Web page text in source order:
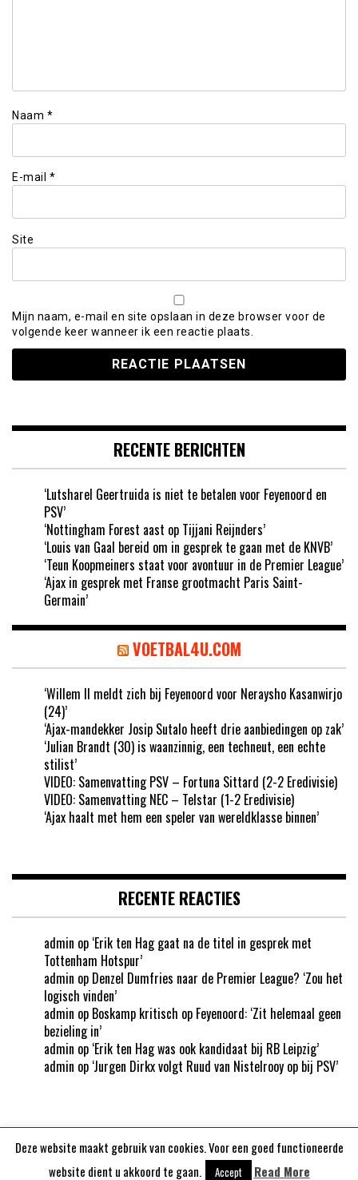
Naam *
E-mail *
Site
Mijn naam, e-mail en site opslaan in deze browser voor de
volgende keer wanneer ik een reactie plaats.
RECENTE BERICHTEN
‘Lutsharel Geertruida is niet te betalen voor Feyenoord en
PSV’
‘Nottingham Forest aast op Tijjani Reijnders’
‘Louis van Gaal bereid om in gesprek te gaan met de KNVB’
‘Teun Koopmeiners staat voor avontuur in de Premier League’
‘Ajax in gesprek met Franse grootmacht Paris Saint-
Germain’
VOETBAL4U.COM
‘Willem II meldt zich bij Feyenoord voor Neraysho Kasanwirjo
(24)’
‘Ajax-mandekker Josip Sutalo heeft drie aanbiedingen op zak’
‘Julian Brandt (30) is waanzinnig, een techneut, een echte
stilist’
VIDEO: Samenvatting PSV – Fortuna Sittard (2-2 Eredivisie)
VIDEO: Samenvatting NEC – Telstar (1-2 Eredivisie)
‘Ajax haalt met hem een speler van wereldklasse binnen’
RECENTE REACTIES
admin op ‘Erik ten Hag gaat na de titel in gesprek met
Tottenham Hotspur’
admin op Denzel Dumfries naar de Premier League? ‘Zou het
logisch vinden’
admin op Boskamp kritisch op Feyenoord: ‘Zit helemaal geen
bezieling in’
admin op ‘Erik ten Hag was ook kandidaat bij RB Leipzig’
admin op ‘Jurgen Dirkx volgt Ruud van Nistelrooy op bij PSV’
Aangedreven doorWordPress
Deze website maakt gebruik van cookies. Voor een goed functioneerde
website dient u akkoord te gaan.
Accept Read More